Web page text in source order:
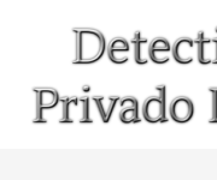
contenido